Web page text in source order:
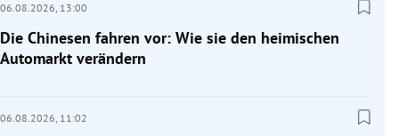
06.08.2026, 13:00
Die Chinesen fahren vor: Wie sie den heimischen
Automarkt verändern
06.08.2026, 11:02